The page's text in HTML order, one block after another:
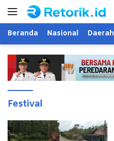
Langsung
Beranda Nasional Daerah
Festival